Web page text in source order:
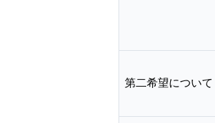
第二希望について